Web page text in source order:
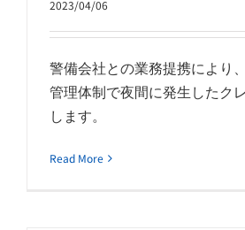
2023/04/06
警備会社との業務提携により
管理体制で夜間に発生したク
します。
Read More